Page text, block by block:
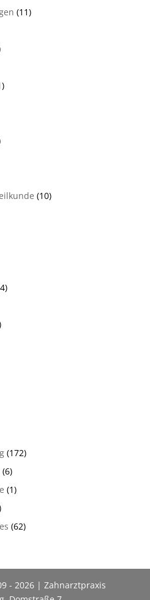
(11)
(10)
(172)
(6)
(1)
(62)
- 2026 | Zahnarztpraxis